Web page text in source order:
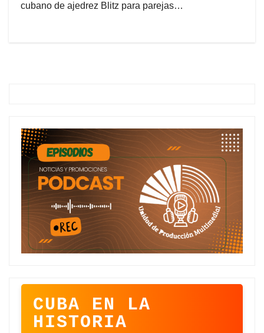
cubano de ajedrez Blitz para parejas…
CUBA EN LA
HISTORIA